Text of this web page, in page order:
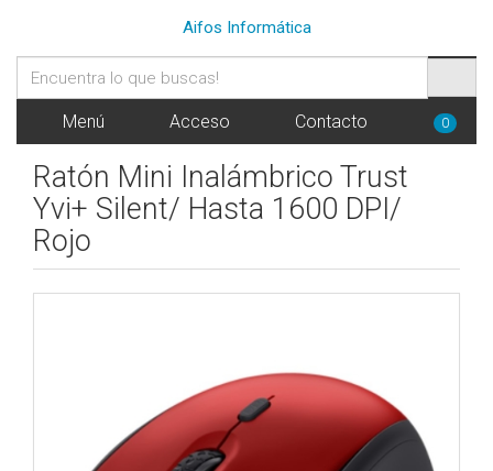
Aifos Informática
Menú Acceso Contacto 0
Ratón Mini Inalámbrico Trust
Yvi+ Silent/ Hasta 1600 DPI/
Rojo